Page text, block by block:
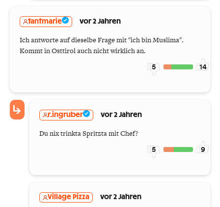
tantmarie vor 2 Jahren
Ich antworte auf dieselbe Frage mit "ich bin Muslima".
Kommt in Osttirol auch nicht wirklich an.
5 14
r.ingruber vor 2 Jahren
Du nix trinkta Spritzta mit Chef?
5 9
Village Pizza vor 2 Jahren